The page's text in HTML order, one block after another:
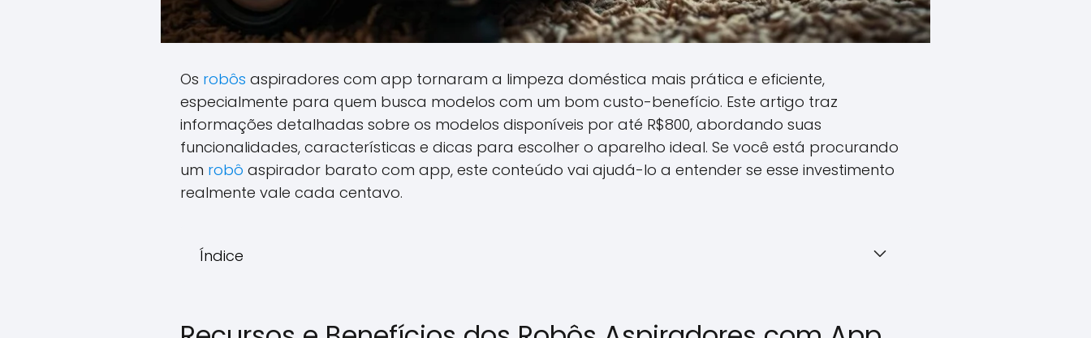
Os robôs aspiradores com app tornaram a limpeza doméstica mais prática e eficiente,
especialmente para quem busca modelos com um bom custo-benefício. Este artigo traz
informações detalhadas sobre os modelos disponíveis por até R$800, abordando suas
funcionalidades, características e dicas para escolher o aparelho ideal. Se você está procurando
um robô aspirador barato com app, este conteúdo vai ajudá-lo a entender se esse investimento
realmente vale cada centavo.
Índice